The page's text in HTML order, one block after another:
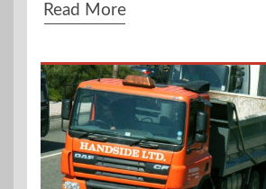
Read More